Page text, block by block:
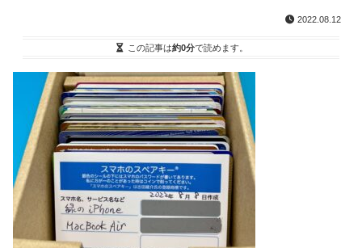
2022.08.12
この記事は約0分で読めます。